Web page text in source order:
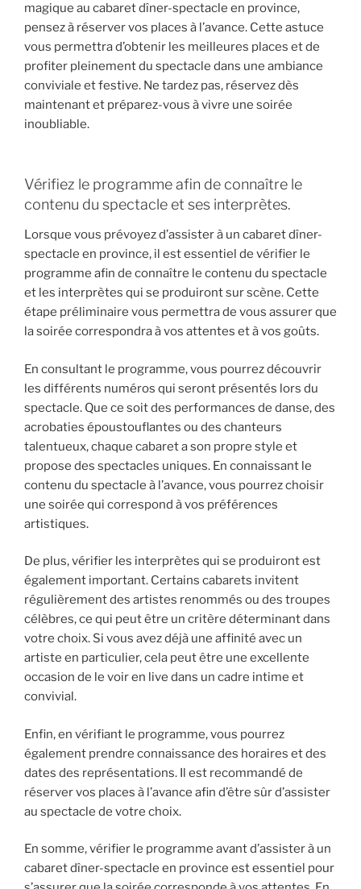
magique au cabaret dîner-spectacle en province,
pensez à réserver vos places à l’avance. Cette astuce
vous permettra d’obtenir les meilleures places et de
profiter pleinement du spectacle dans une ambiance
conviviale et festive. Ne tardez pas, réservez dès
maintenant et préparez-vous à vivre une soirée
inoubliable.
Vérifiez le programme afin de connaître le
contenu du spectacle et ses interprètes.
Lorsque vous prévoyez d’assister à un cabaret dîner-
spectacle en province, il est essentiel de vérifier le
programme afin de connaître le contenu du spectacle
et les interprètes qui se produiront sur scène. Cette
étape préliminaire vous permettra de vous assurer que
la soirée correspondra à vos attentes et à vos goûts.
En consultant le programme, vous pourrez découvrir
les différents numéros qui seront présentés lors du
spectacle. Que ce soit des performances de danse, des
acrobaties époustouflantes ou des chanteurs
talentueux, chaque cabaret a son propre style et
propose des spectacles uniques. En connaissant le
contenu du spectacle à l’avance, vous pourrez choisir
une soirée qui correspond à vos préférences
artistiques.
De plus, vérifier les interprètes qui se produiront est
également important. Certains cabarets invitent
régulièrement des artistes renommés ou des troupes
célèbres, ce qui peut être un critère déterminant dans
votre choix. Si vous avez déjà une affinité avec un
artiste en particulier, cela peut être une excellente
occasion de le voir en live dans un cadre intime et
convivial.
Enfin, en vérifiant le programme, vous pourrez
également prendre connaissance des horaires et des
dates des représentations. Il est recommandé de
réserver vos places à l’avance afin d’être sûr d’assister
au spectacle de votre choix.
En somme, vérifier le programme avant d’assister à un
cabaret dîner-spectacle en province est essentiel pour